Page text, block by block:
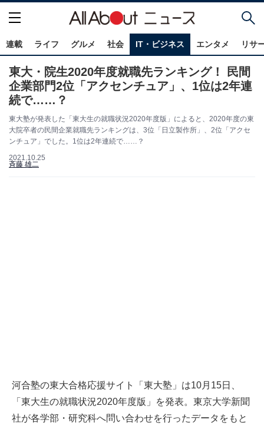
連載 ライフ グルメ 社会 IT・ビジネス エンタメ リサ
東大・院生2020年度就職先ランキング！ 民間
企業部門2位「アクセンチュア」、1位は2年連
続で……？
東大塾が発表した「東大生の就職状況2020年度版」によると、2020年度の東
大院卒者の民間企業就職先ランキングは、3位「日立製作所」、2位「アクセ
ンチュア」でした。1位は2年連続で……？
2021.10.25
斉藤 雄二
河合塾の東大合格応援サイト「東大塾」は10月15日、
「東大生の就職状況2020年度版」を発表。東京大学新聞
社が各学部・研究科へ問い合わせを行ったデータをもと